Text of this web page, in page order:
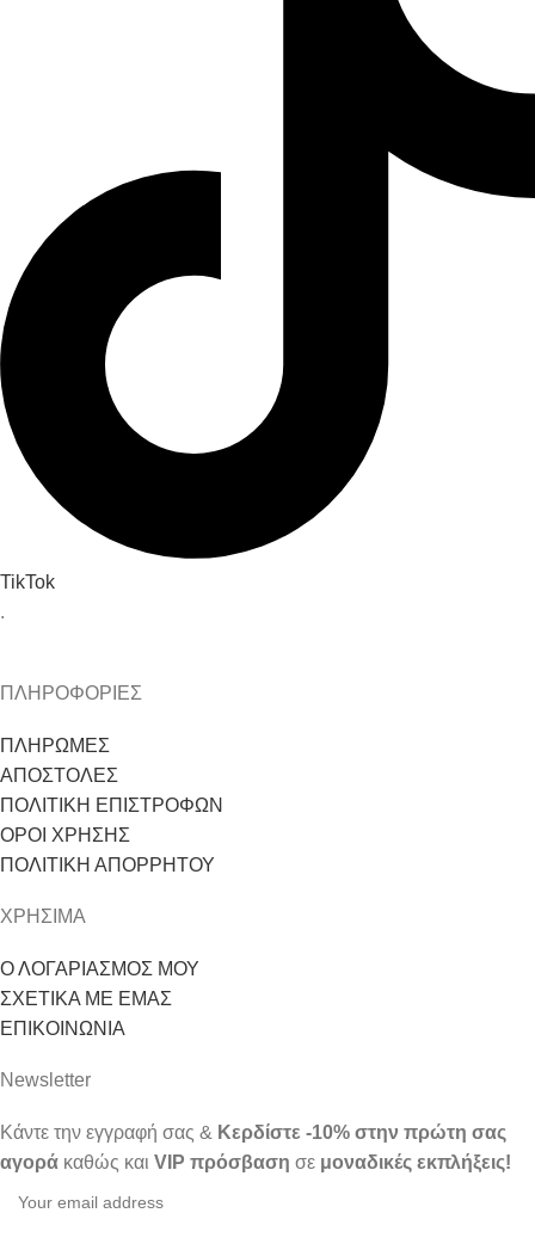
TikTok
.
ΠΛΗΡΟΦΟΡΙΕΣ
ΠΛΗΡΩΜΕΣ
ΑΠΟΣΤΟΛΕΣ
ΠΟΛΙΤΙΚΗ ΕΠΙΣΤΡΟΦΩΝ
ΟΡΟΙ ΧΡΗΣΗΣ
ΠΟΛΙΤΙΚΗ ΑΠΟΡΡΗΤΟΥ
ΧΡΗΣΙΜΑ
Ο ΛΟΓΑΡΙΑΣΜΟΣ ΜΟΥ
ΣΧΕΤΙΚΑ ΜΕ ΕΜΑΣ
ΕΠΙΚΟΙΝΩΝΙΑ
Newsletter
Κάντε την εγγραφή σας & Κερδίστε -10% στην πρώτη σας
αγορά καθώς και VIP πρόσβαση σε μοναδικές εκπλήξεις!